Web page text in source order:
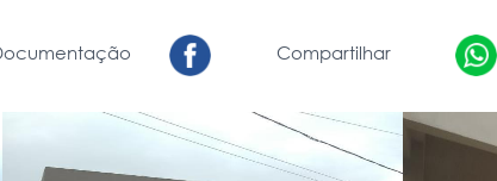
Compartilhar